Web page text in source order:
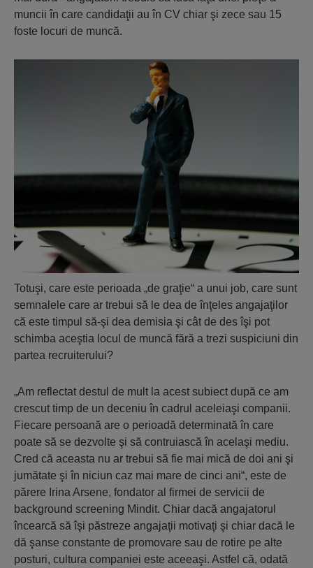
muncii în care candidaţii au în CV chiar şi zece sau 15
foste locuri de muncă.
Totuşi, care este perioada „de graţie“ a unui job, care sunt
semnalele care ar trebui să le dea de înţeles angajaţilor
că este timpul să-şi dea demisia şi cât de des îşi pot
schimba aceştia locul de muncă fără a trezi suspiciuni din
partea recruiterului?
„Am reflectat destul de mult la acest subiect după ce am
crescut timp de un deceniu în cadrul aceleiaşi companii.
Fiecare persoană are o perioadă determinată în care
poate să se dezvolte şi să contruiască în acelaşi mediu.
Cred că aceasta nu ar trebui să fie mai mică de doi ani şi
jumătate şi în niciun caz mai mare de cinci ani“, este de
părere Irina Arsene, fondator al firmei de servicii de
background screening Mindit. Chiar dacă angajatorul
încearcă să îşi păstreze angajaţii motivaţi şi chiar dacă le
dă şanse constante de promovare sau de rotire pe alte
posturi, cultura companiei este aceeaşi. Astfel că, odată